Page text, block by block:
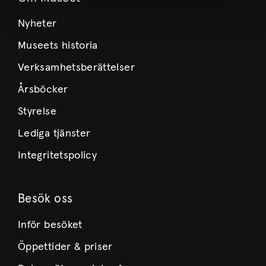
Nyheter
Museets historia
Verksamhetsberättelser
Årsböcker
Styrelse
Lediga tjänster
Integritetspolicy
Besök oss
Inför besöket
Öppettider & priser